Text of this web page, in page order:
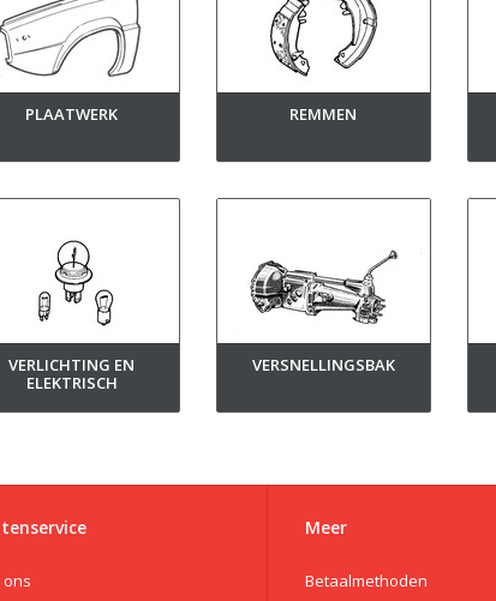
PLAATWERK REMMEN
VERLICHTING EN
ELEKTRISCH
VERSNELLINGSBAK
ons
Meer
Betaalmethoden